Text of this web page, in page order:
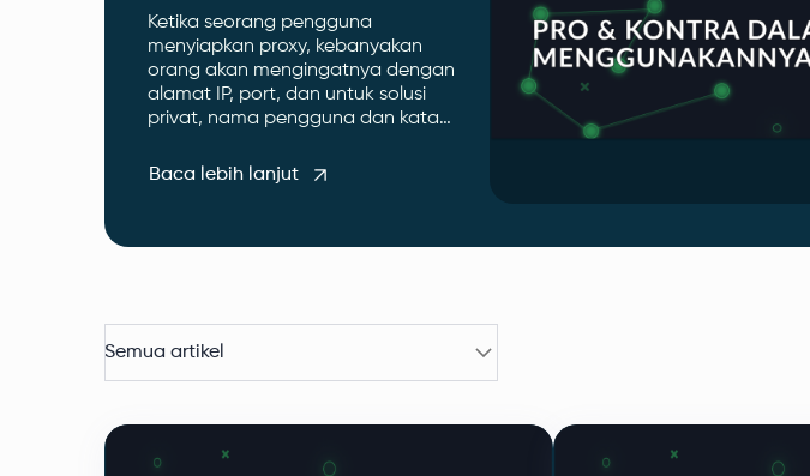
Ketika seorang pengguna
menyiapkan proxy, kebanyakan
orang akan mengingatnya dengan
alamat IP, port, dan untuk solusi
privat, nama pengguna dan kata
menjelaskan arti nama host proxy
Baca lebih lanjut
Semua artikel